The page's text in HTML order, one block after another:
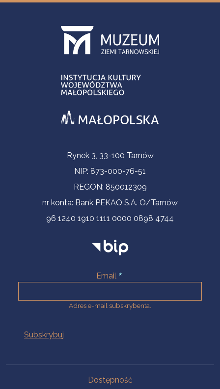
Informacje kontaktoweRynek 3, 33-100 Tarnów
NIP: 873-000-76-51
REGON: 850012309
nr konta: Bank PEKAO S.A. O/Tarnów
96 1240 1910 1111 0000 0898 4744
Email
Adres e-mail subskrybenta.
Dostępność